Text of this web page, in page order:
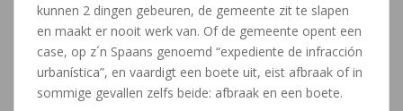
kunnen 2 dingen gebeuren, de gemeente zit te slapen
en maakt er nooit werk van. Of de gemeente opent een
case, op z´n Spaans genoemd “expediente de infracción
urbanística”, en vaardigt een boete uit, eist afbraak of in
sommige gevallen zelfs beide: afbraak en een boete.